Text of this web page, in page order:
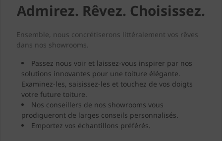
Admirez. Rêvez. Choisissez.
Ensemble, nous concrétiserons littéralement vos rêves
dans nos showrooms.
Passez nous voir et laissez-vous inspirer par nos
solutions innovantes pour une toiture élégante.
Examinez-les, saisissez-les et touchez de vos doigts
votre future toiture.
Nos conseillers de nos showrooms vous
prodigueront de larges conseils personnalisés.
Emportez vos échantillons préférés.